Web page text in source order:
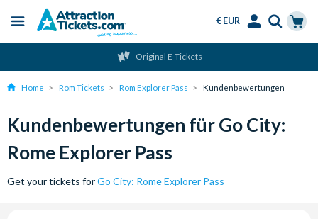
content
Menu
€ EUR
Original E-Tickets
Home Rom Tickets Rom Explorer Pass Kundenbewertungen
Kundenbewertungen für Go City:
Rome Explorer Pass
Get your tickets forGo City: Rome Explorer Pass